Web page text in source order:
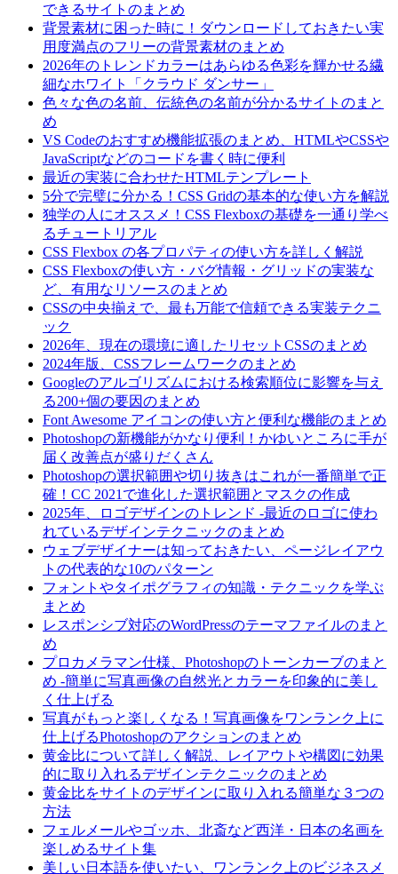
できるサイトのまとめ
背景素材に困った時に！ダウンロードしておきたい実
用度満点のフリーの背景素材のまとめ
2026年のトレンドカラーはあらゆる色彩を輝かせる繊
細なホワイト「クラウド ダンサー」
色々な色の名前、伝統色の名前が分かるサイトのまと
め
VS Codeのおすすめ機能拡張のまとめ、HTMLやCSSや
JavaScriptなどのコードを書く時に便利
最近の実装に合わせたHTMLテンプレート
5分で完璧に分かる！CSS Gridの基本的な使い方を解説
独学の人にオススメ！CSS Flexboxの基礎を一通り学べ
るチュートリアル
CSS Flexbox の各プロパティの使い方を詳しく解説
CSS Flexboxの使い方・バグ情報・グリッドの実装な
ど、有用なリソースのまとめ
CSSの中央揃えで、最も万能で信頼できる実装テクニ
ック
2026年、現在の環境に適したリセットCSSのまとめ
2024年版、CSSフレームワークのまとめ
Googleのアルゴリズムにおける検索順位に影響を与え
る200+個の要因のまとめ
Font Awesome アイコンの使い方と便利な機能のまとめ
Photoshopの新機能がかなり便利！かゆいところに手が
届く改善点が盛りだくさん
Photoshopの選択範囲や切り抜きはこれが一番簡単で正
確！CC 2021で進化した選択範囲とマスクの作成
2025年、ロゴデザインのトレンド -最近のロゴに使わ
れているデザインテクニックのまとめ
ウェブデザイナーは知っておきたい、ページレイアウ
トの代表的な10のパターン
フォントやタイポグラフィの知識・テクニックを学ぶ
まとめ
レスポンシブ対応のWordPressのテーマファイルのまと
め
プロカメラマン仕様、Photoshopのトーンカーブのまと
め -簡単に写真画像の自然光とカラーを印象的に美し
く仕上げる
写真がもっと楽しくなる！写真画像をワンランク上に
仕上げるPhotoshopのアクションのまとめ
黄金比について詳しく解説、レイアウトや構図に効果
的に取り入れるデザインテクニックのまとめ
黄金比をサイトのデザインに取り入れる簡単な３つの
方法
フェルメールやゴッホ、北斎など西洋・日本の名画を
楽しめるサイト集
美しい日本語を使いたい、ワンランク上のビジネスメ